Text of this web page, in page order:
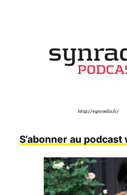
S’abonner au